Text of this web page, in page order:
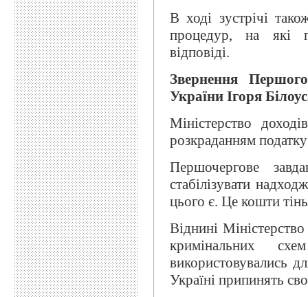
В ході зустрічі
процедур, на які
відповіді.
Звернення
України Ігоря
Міністерство
розкраданням
Першочергове
стабілізувати
цього є. Це кошти
Віднині
кримінальних
використовувались
Україні припинять